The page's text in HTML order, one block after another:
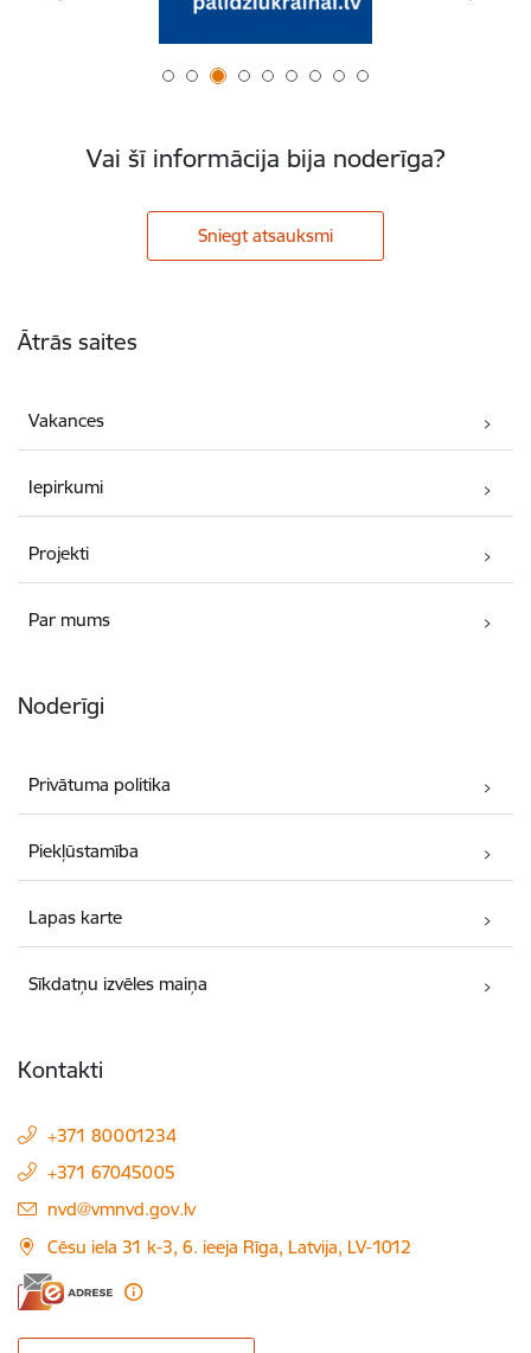
Vai šī informācija bija noderīga?
Sniegt atsauksmi
Ātrās saites
Vakances
Iepirkumi
Projekti
Par mums
Noderīgi
Privātuma politika
Piekļūstamība
Lapas karte
Sīkdatņu izvēles maiņa
Kontakti
+371 80001234
+371 67045005
E-pasts:
nvd@vmnvd.gov.lv
Cēsu iela 31 k-3, 6. ieeja Rīga, Latvija, LV-1012